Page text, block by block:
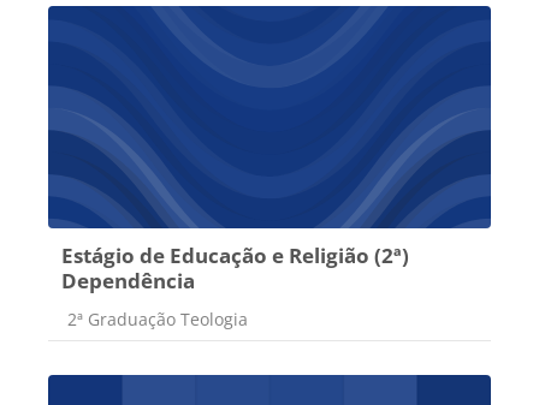
Estágio de Educação e Religião (2ª)
Dependência
Categoria do curso
2ª Graduação Teologia